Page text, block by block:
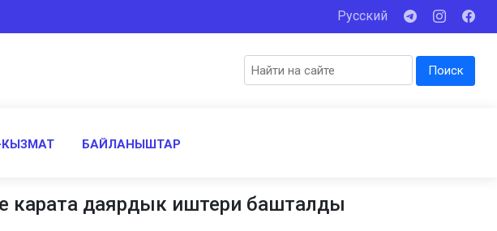
Русский
Поиск
БАЙЛАНЫШТАР
карата даярдык иштери башталды